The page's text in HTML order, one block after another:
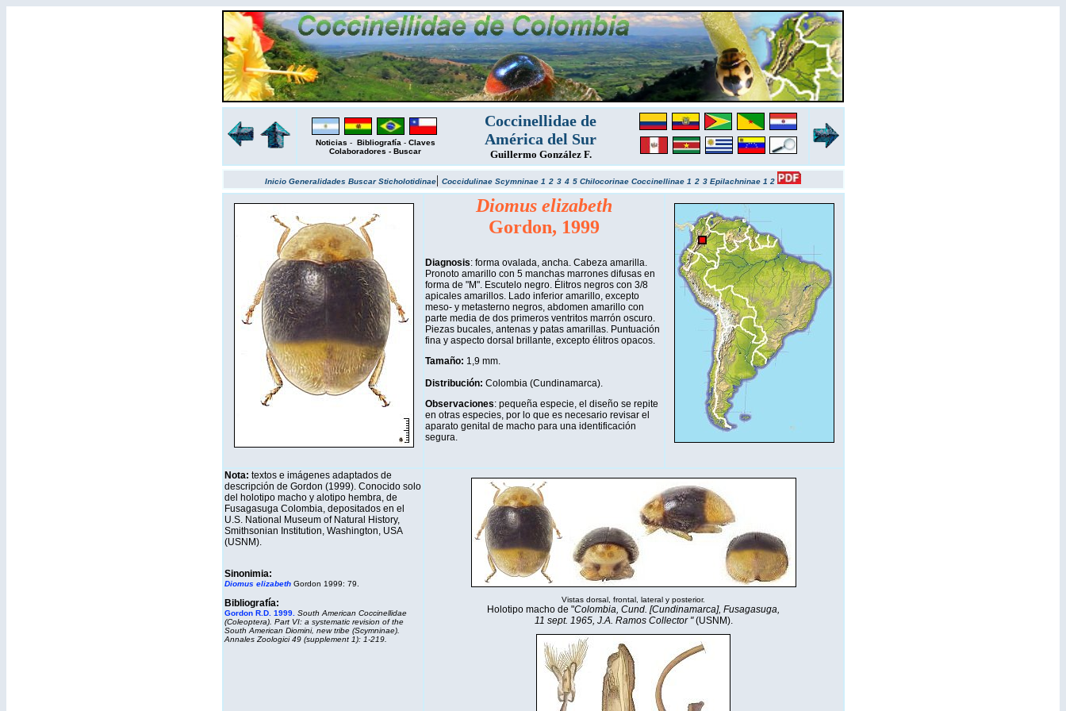
Noticias - Bibliografía - Claves
Colaboradores - Buscar
Coccinellidae de
América del Sur
Guillermo González F.
Inicio Generalidades BuscarSticholotidinae| Coccidulinae Scymninae 1 2 3 4 5 Chilocorinae Coccinellinae 1 2 3 Epilachninae 1 2
Diomus elizabeth
Gordon, 1999
Diagnosis: forma ovalada, ancha. Cabeza amarilla.
Pronoto amarillo con 5 manchas marrones difusas en
forma de "M". Escutelo negro. Élitros negros con 3/8
apicales amarillos. Lado inferior amarillo, excepto
meso- y metasterno negros, abdomen amarillo con
parte media de dos primeros ventritos marrón oscuro.
Piezas bucales, antenas y patas amarillas. Puntuación
fina y aspecto dorsal brillante, excepto élitros opacos.
Tamaño: 1,9 mm.
Distribución: Colombia (Cundinamarca).
Observaciones: pequeña especie, el diseño se repite
en otras especies, por lo que es necesario revisar el
aparato genital de macho para una identificación
segura.
Nota: textos e imágenes adaptados de
descripción de Gordon (1999). Conocido solo
del holotipo macho y alotipo hembra, de
Fusagasuga Colombia, depositados en el
U.S. National Museum of Natural History,
Smithsonian Institution, Washington, USA
(USNM).
Sinonimia:
Diomus elizabeth Gordon 1999: 79.
Bibliografía:
Gordon R.D. 1999. South American Coccinellidae
(Coleoptera). Part VI: a systematic revision of the
South American Diomini, new tribe (Scymninae).
Annales Zoologici 49 (supplement 1): 1-219.
Vistas dorsal, frontal, lateral y posterior.
Holotipo macho de "Colombia, Cund. [Cundinamarca], Fusagasuga,
11 sept. 1965, J.A. Ramos Collector "(USNM).